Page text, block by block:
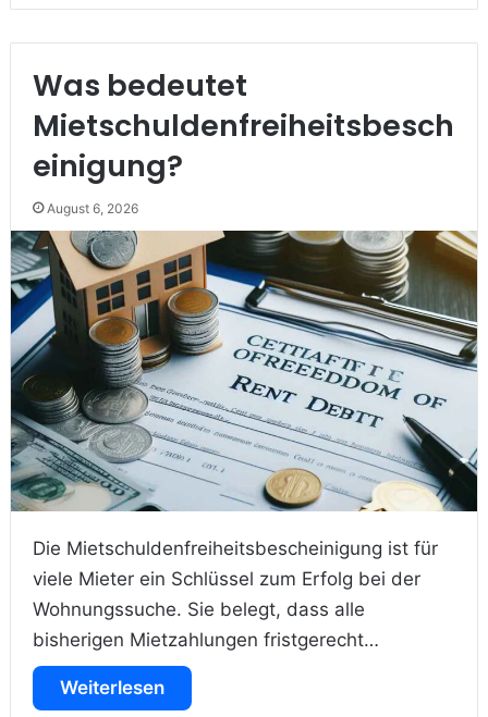
Was bedeutet
Mietschuldenfreiheitsbesch
einigung?
August 6, 2026
Die Mietschuldenfreiheitsbescheinigung ist für
viele Mieter ein Schlüssel zum Erfolg bei der
Wohnungssuche. Sie belegt, dass alle
bisherigen Mietzahlungen fristgerecht…
Weiterlesen